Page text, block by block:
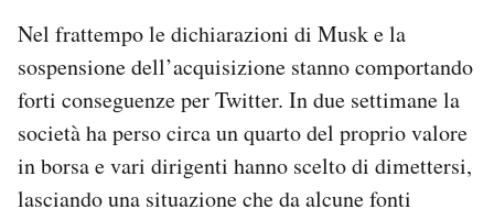
Nel frattempo le dichiarazioni di Musk e la
sospensione dell’acquisizione stanno comportando
forti conseguenze per Twitter. In due settimane la
società ha perso circa un quarto del proprio valore
in borsa e vari dirigenti hanno scelto di dimettersi,
lasciando una situazione che da alcune fonti